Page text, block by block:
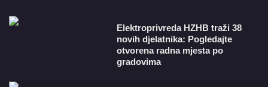
​Elektroprivreda HZHB traži 38
novih djelatnika: Pogledajte
otvorena radna mjesta po
gradovima